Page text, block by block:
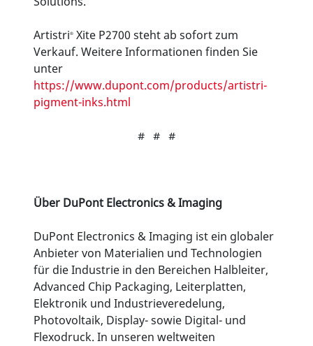
Artistri® Xite P2700 steht ab sofort zum
Verkauf. Weitere Informationen finden Sie
unter
https://www.dupont.com/products/artistri-
pigment-inks.html
# # #
Über DuPont Electronics & Imaging
DuPont Electronics & Imaging ist ein globaler
Anbieter von Materialien und Technologien
für die Industrie in den Bereichen Halbleiter,
Advanced Chip Packaging, Leiterplatten,
Elektronik und Industrieveredelung,
Photovoltaik, Display- sowie Digital- und
Flexodruck. In unseren weltweiten